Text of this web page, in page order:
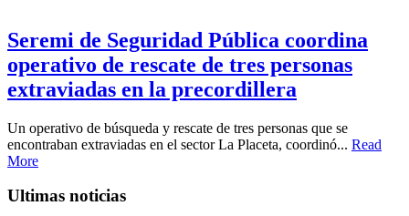
Seremi de Seguridad Pública coordina
operativo de rescate de tres personas
extraviadas en la precordillera
Un operativo de búsqueda y rescate de tres personas que se
encontraban extraviadas en el sector La Placeta, coordinó... Read
More
Ultimas noticias